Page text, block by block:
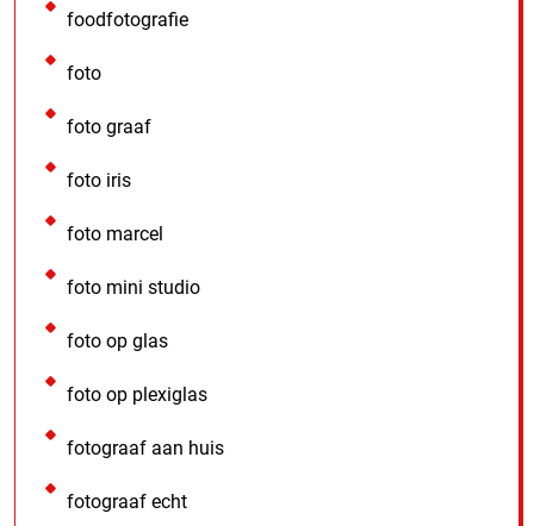
foodfotografie
foto
foto graaf
foto iris
foto marcel
foto mini studio
foto op glas
foto op plexiglas
fotograaf aan huis
fotograaf echt